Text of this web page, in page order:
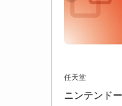
任天堂
ニンテンド